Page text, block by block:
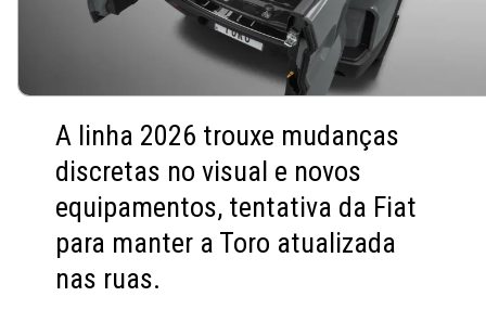
A linha 2026 trouxe mudanças
discretas no visual e novos
equipamentos, tentativa da Fiat
para manter a Toro atualizada
nas ruas.